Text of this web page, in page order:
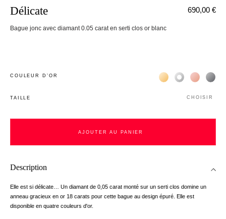
Délicate
Bague jonc avec diamant 0.05 carat en serti clos or blanc
690,00 €
COULEUR D’OR Жёлтое золото 18К
Белое золото
Розовое
TAILLE CHOISIR
AJOUTER AU PANIER
Description
Elle est si délicate… Un diamant de 0,05 carat monté sur un serti clos domine un
anneau gracieux en or 18 carats pour cette bague au design épuré. Elle est
disponible en quatre couleurs d'or.